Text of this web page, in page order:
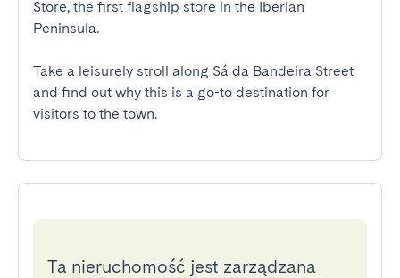
Store, the first flagship store in the Iberian
Peninsula.
Take a leisurely stroll along Sá da Bandeira Street
and find out why this is a go-to destination for
visitors to the town.
Ta nieruchomość jest zarządzana